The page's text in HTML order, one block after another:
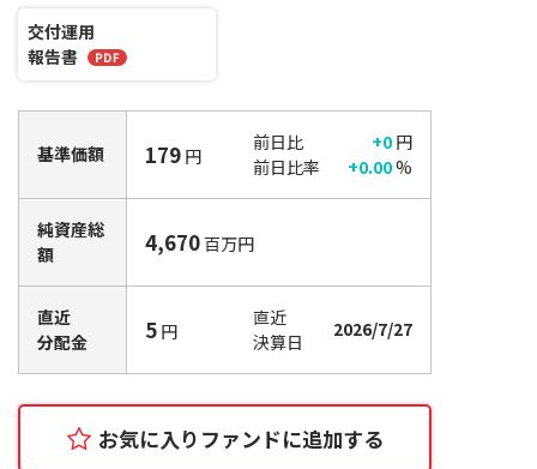
交付運用
報告書
基準価額 179 円
前日比 +0 円
前日比率
+0.00%
純資産総
額
4,670百万円
直近
分配金
5 円
直近
決算日
2026/7/27
お気に入りファンドに追加する